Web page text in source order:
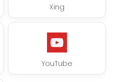
Xing
YouTube